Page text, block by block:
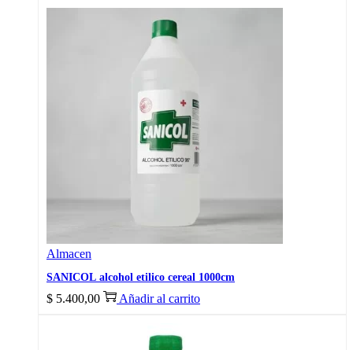
Almacen
SANICOL alcohol etilico cereal 1000cm
$ 5.400,00 Añadir al carrito